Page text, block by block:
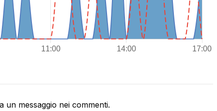
un messaggio nei commenti.